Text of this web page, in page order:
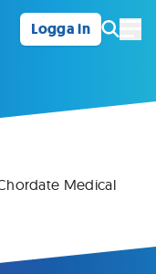
Logga in
Medical